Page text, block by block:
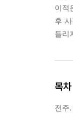
이적
후
들리
목차
전주